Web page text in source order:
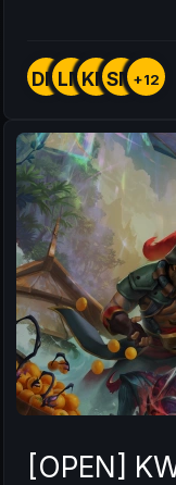
DMLMKMSM+12
[OPEN]